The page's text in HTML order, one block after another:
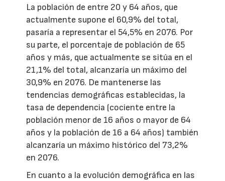
La población de entre 20 y 64 años, que
actualmente supone el 60,9% del total,
pasaría a representar el 54,5% en 2076. Por
su parte, el porcentaje de población de 65
años y más, que actualmente se sitúa en el
21,1% del total, alcanzaría un máximo del
30,9% en 2076. De mantenerse las
tendencias demográficas establecidas, la
tasa de dependencia (cociente entre la
población menor de 16 años o mayor de 64
años y la población de 16 a 64 años) también
alcanzaría un máximo histórico del 73,2%
en 2076.
En cuanto a la evolución demográfica en las